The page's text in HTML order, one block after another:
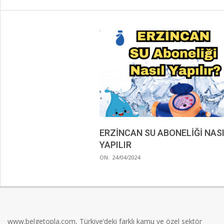
ERZİNCAN SU ABONELİĞİ
YAPILIR
2024-
ON: 24/04/2024
www.belgetopla.com, Türkiye’deki farklı kamu ve özel sektör